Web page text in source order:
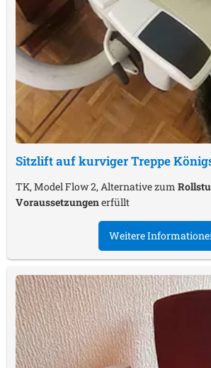
Sitzlift auf kurviger Treppe
TK, Model Flow 2, Alternative zum
Voraussetzungenerfüllt
Weitere